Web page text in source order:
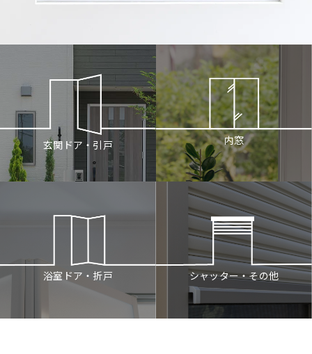
玄関ドア・引戸 内窓
浴室ドア・折戸 シャッター・その他